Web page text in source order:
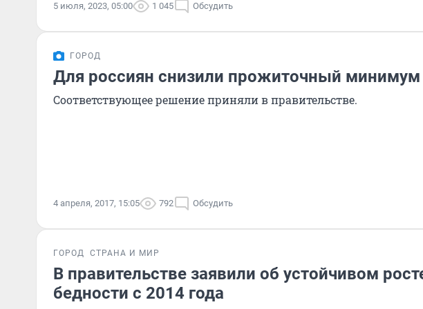
5 июля, 2023, 05:00 1 045 Обсудить
ГОРОД
Для россиян снизили прожиточный минимум
Соответствующее решение приняли в правительстве.
4 апреля, 2017, 15:05 792 Обсудить
ГОРОД СТРАНА И МИР
В правительстве заявили об устойчивом
бедности с 2014 года